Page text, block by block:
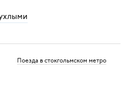
Поезда в стокгольмском метро